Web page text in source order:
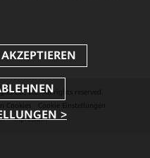
Co., Ltd. All rights reserved.
Cookies
Cookie Einstellungen
Impressum >